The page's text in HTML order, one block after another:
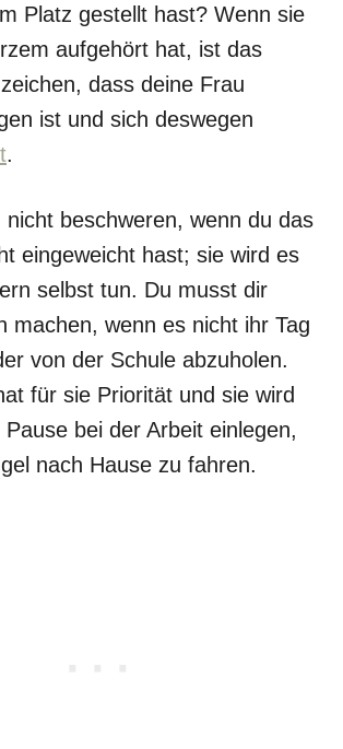
Platz gestellt hast? Wenn sie
aufgehört hat, ist das
dass deine Frau
ist und sich deswegen
.
nicht beschweren, wenn du das
eingeweicht hast; sie wird es
selbst tun. Du musst dir
machen, wenn es nicht ihr Tag
von der Schule abzuholen.
für sie Priorität und sie wird
bei der Arbeit einlegen,
nach Hause zu fahren.